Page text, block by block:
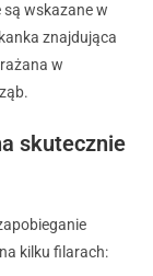
są wskazane w
znajdująca
w
skutecznie
kilku filarach: